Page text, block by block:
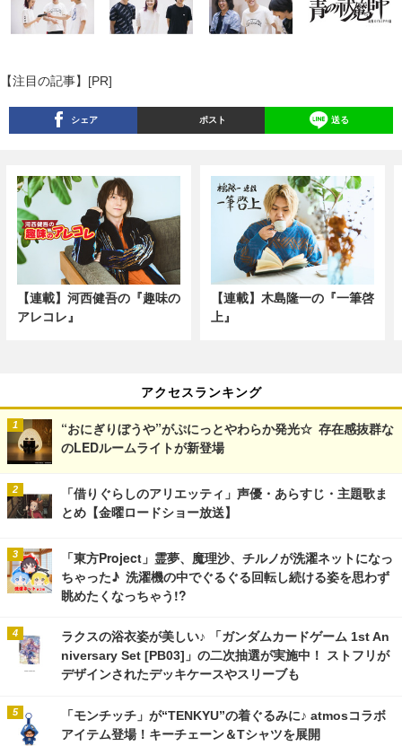
【注目の記事】[PR]
シェア ポスト 送る
【連載】河西健吾の『趣味の
アレコレ』
【連載】木島隆一の『一筆啓
上』
アクセスランキング
“おにぎりぼうや”がぷにっとやわらか発光☆ 存在感抜群な
のLEDルームライトが新登場
「借りぐらしのアリエッティ」声優・あらすじ・主題歌ま
とめ【金曜ロードショー放送】
「東方Project」霊夢、魔理沙、チルノが洗濯ネットになっ
ちゃった♪ 洗濯機の中でぐるぐる回転し続ける姿を思わず
眺めたくなっちゃう!?
ラクスの浴衣姿が美しい♪ 「ガンダムカードゲーム 1st An
niversary Set [PB03]」の二次抽選が実施中！ ストフリが
デザインされたデッキケースやスリーブも
「モンチッチ」が“TENKYU”の着ぐるみに♪ atmosコラボ
アイテム登場！キーチェーン＆Tシャツを展開